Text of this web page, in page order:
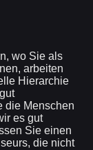
wo Sie als
arbeiten
Hierarchie
die Menschen
es gut
Sie einen
die nicht